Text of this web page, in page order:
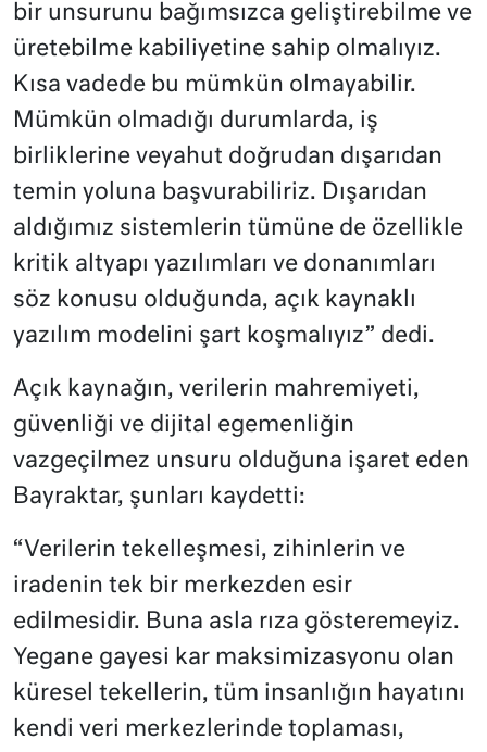
bir unsurunu bağımsızca geliştirebilme ve
üretebilme kabiliyetine sahip olmalıyız.
Kısa vadede bu mümkün olmayabilir.
Mümkün olmadığı durumlarda, iş
birliklerine veyahut doğrudan dışarıdan
temin yoluna başvurabiliriz. Dışarıdan
aldığımız sistemlerin tümüne de özellikle
kritik altyapı yazılımları ve donanımları
söz konusu olduğunda, açık kaynaklı
yazılım modelini şart koşmalıyız” dedi.
Açık kaynağın, verilerin mahremiyeti,
güvenliği ve dijital egemenliğin
vazgeçilmez unsuru olduğuna işaret eden
Bayraktar, şunları kaydetti:
“Verilerin tekelleşmesi, zihinlerin ve
iradenin tek bir merkezden esir
edilmesidir. Buna asla rıza gösteremeyiz.
Yegane gayesi kar maksimizasyonu olan
küresel tekellerin, tüm insanlığın hayatını
kendi veri merkezlerinde toplaması,